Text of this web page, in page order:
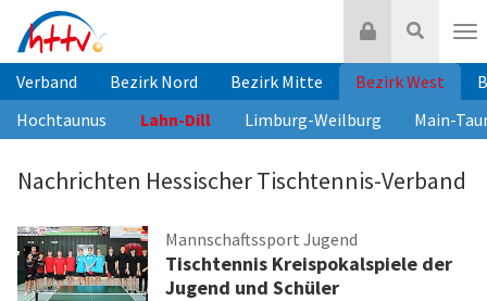
Inhalt
springen
Suche
Login
Verband Bezirk Nord Bezirk Mitte Bezirk West
Hochtaunus
Lahn-Dill Limburg-Weilburg Main-
Nachrichten Hessischer Tischtennis-Verband
Mannschaftssport Jugend
Tischtennis Kreispokalspiele der
Jugend und Schüler